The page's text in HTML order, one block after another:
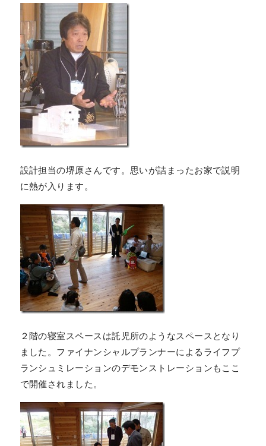
設計担当の堺原さんです。思いが詰まったお家で説明
に熱が入ります。
２階の寝室スペースは託児所のようなスペースとなり
ました。ファイナンシャルプランナーによるライフプ
ランシュミレーションのデモンストレーションもここ
で開催されました。